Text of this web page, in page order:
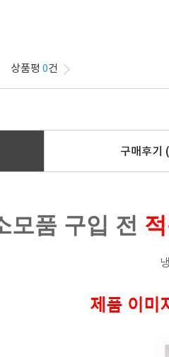
상품평 0건
구매후기
모품 구입 전